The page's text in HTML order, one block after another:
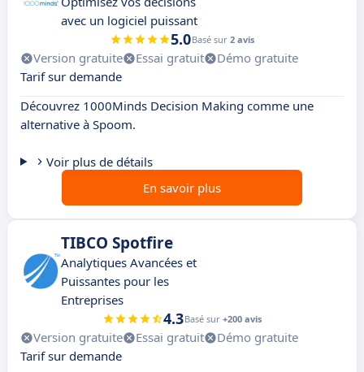
avec un logiciel puissant
5.0Basé sur 2 avis
Version gratuite Essai gratuit
Démo gratuite
Tarif sur demande
Découvrez 1000Minds Decision Making comme une
alternative à Spoom.
Voir plus de détails
En savoir plus
TIBCO Spotfire
Analytiques Avancées et
Puissantes pour les
Entreprises
4.3Basé sur +200 avis
Version gratuite Essai gratuit
Démo gratuite
Tarif sur demande